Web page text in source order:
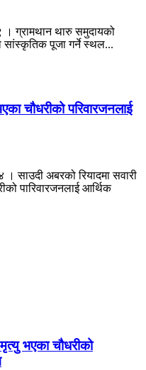
। ग्रामथान थारु समुदायको
सांस्कृतिक पूजा गर्ने स्थल...
चौधरीको परिवारजनलाई
। साउदी अबरको रियादमा सवारी
पारिवारजनलाई आर्थिक
मृत्यु भएका चौधरीको